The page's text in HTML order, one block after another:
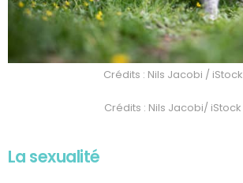
Crédits : Nils Jacobi / iStock
Crédits : Nils Jacobi/ iStock
La sexualité